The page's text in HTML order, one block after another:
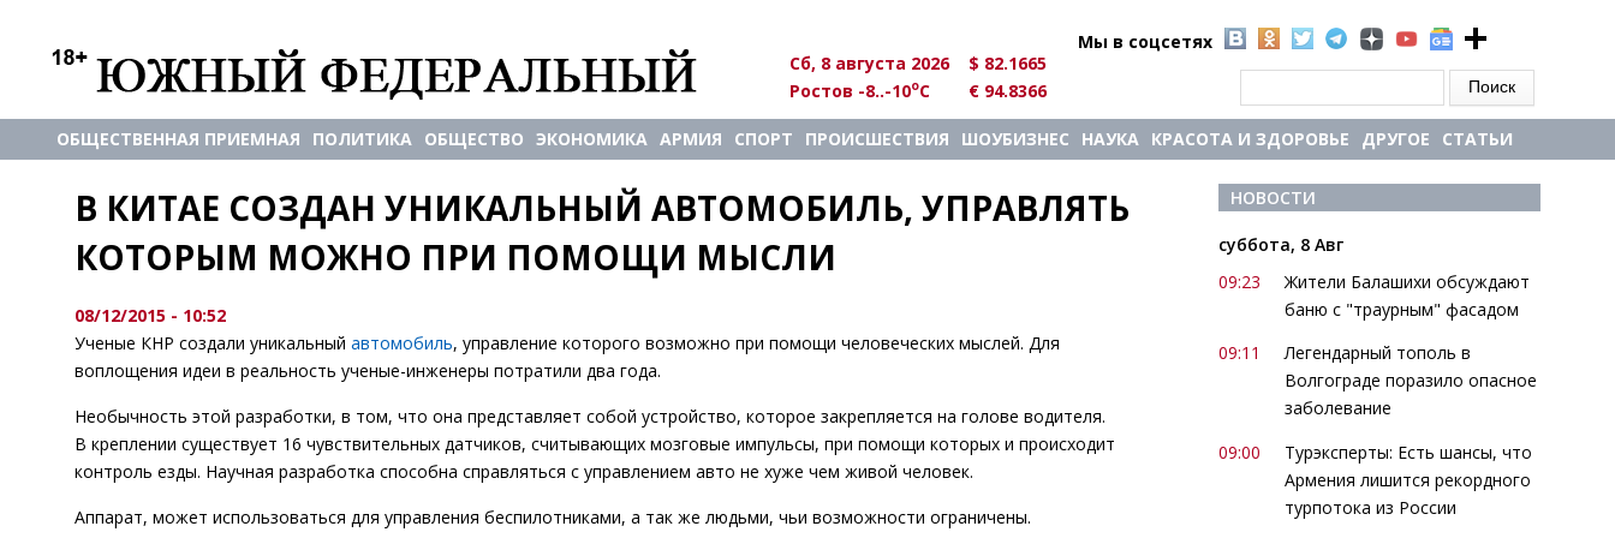
Мы в соцсетях
Сб, 8 августа 2026
$ 82.1665
Ростов -8..-10oC € 94.8366
ОБЩЕСТВЕННАЯ ПРИЕМНАЯ ПОЛИТИКА ОБЩЕСТВО ЭКОНОМИКА АРМИЯ СПОРТ ПРОИСШЕСТВИЯ ШОУБИЗНЕС НАУКА КРАСОТА И ЗДОРОВЬЕ ДРУГОЕ СТАТЬИ
В КИТАЕ СОЗДАН УНИКАЛЬНЫЙ АВТОМОБИЛЬ, УПРАВЛЯТЬ
КОТОРЫМ МОЖНО ПРИ ПОМОЩИ МЫСЛИ
08/12/2015 - 10:52
Ученые КНР создали уникальный автомобиль, управление которого возможно при помощи человеческих мыслей. Для
воплощения идеи в реальность ученые-инженеры потратили два года.
Необычность этой разработки, в том, что она представляет собой устройство, которое закрепляется на голове водителя.
В креплении существует 16 чувствительных датчиков, считывающих мозговые импульсы, при помощи которых и происходит
контроль езды. Научная разработка способна справляться с управлением авто не хуже чем живой человек.
Аппарат, может использоваться для управления беспилотниками, а так же людьми, чьи возможности ограничены.
НОВОСТИ
суббота, 8 Авг
09:23
Жители Балашихи обсуждают
баню с "траурным" фасадом
09:11
Легендарный тополь в
Волгограде поразило опасное
заболевание
09:00
Турэксперты: Есть шансы, что
Армения лишится рекордного
турпотока из России